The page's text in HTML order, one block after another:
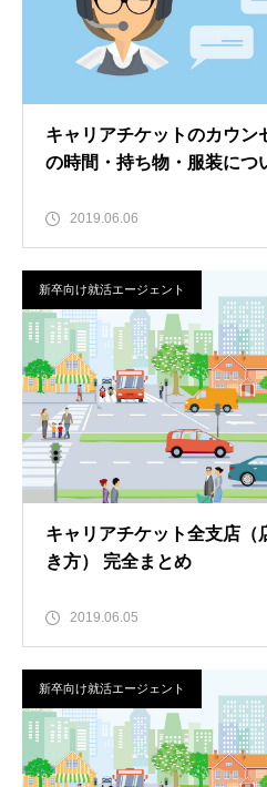
キャリアチケットのカウン
の時間・持ち物・服装につ
2019.06.06
新卒向け就活エージェント
キャリアチケット全支店（
き方） 完全まとめ
2019.06.05
新卒向け就活エージェント